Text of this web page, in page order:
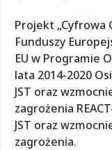
Projekt „Cyfrowa
Funduszy
EU w Programie
lata 2014-2020
JST oraz
zagrożenia
JST oraz
zagrożenia.